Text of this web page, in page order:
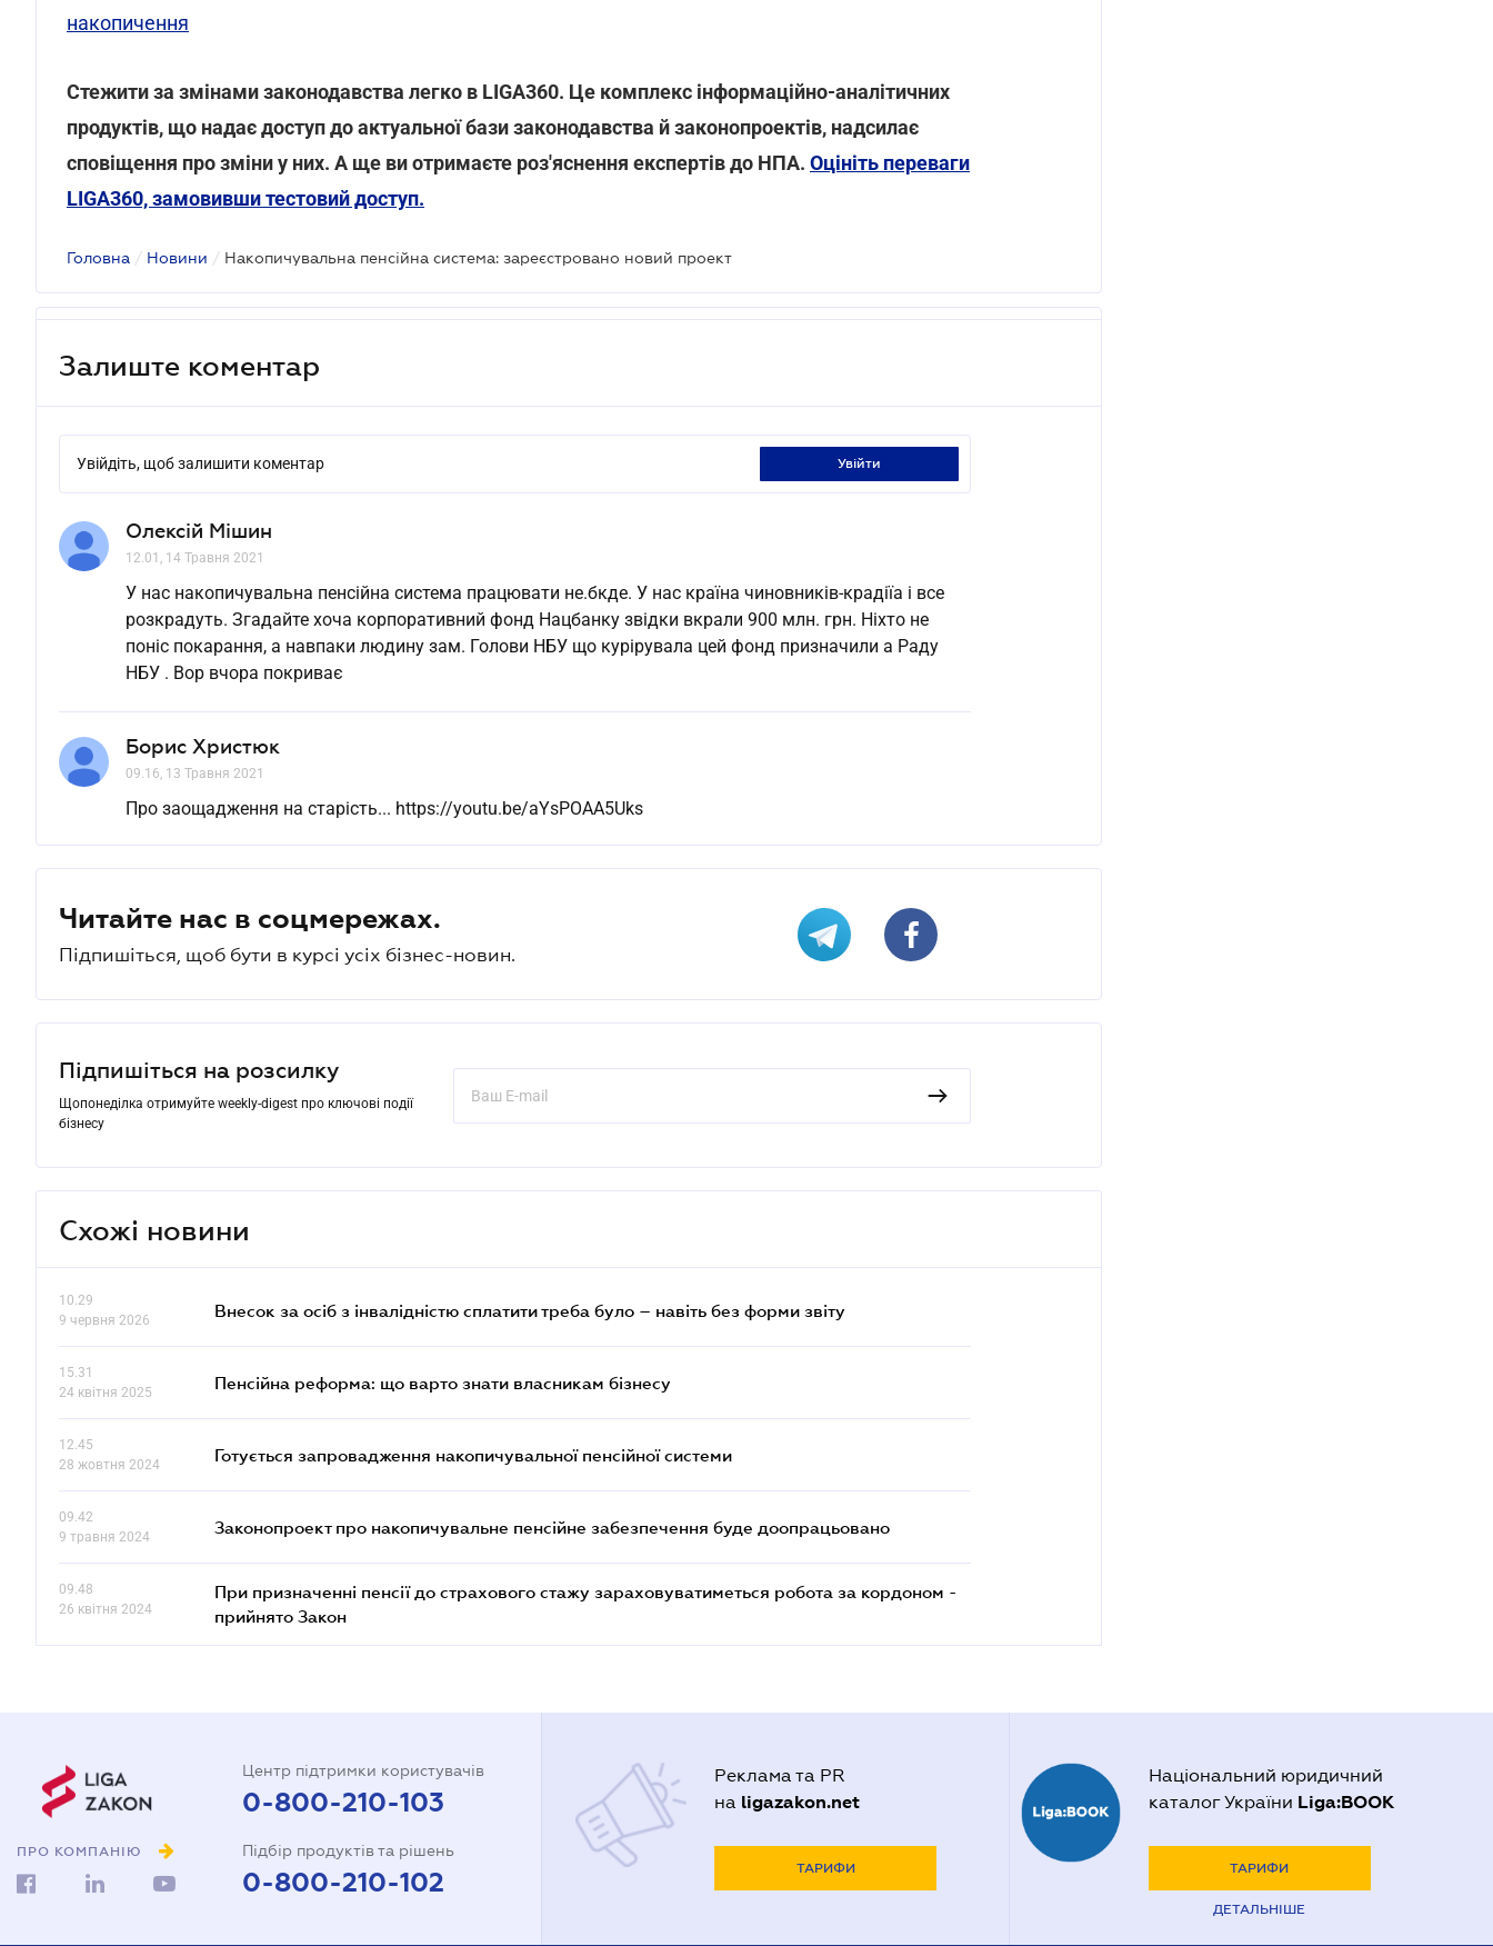
накопичення
Стежити за змінами законодавства легко в LIGA360. Це комплекс інформаційно-аналітичних
продуктів, що надає доступ до актуальної бази законодавства й законопроектів, надсилає
сповіщення про зміни у них. А ще ви отримаєте роз'яснення експертів до НПА. Оцініть переваги
LIGA360, замовивши тестовий доступ.
Головна / Новини / Накопичувальна пенсійна система: зареєстровано новий проект
Залиште коментар
Увійдіть, щоб залишити коментар увійти
Олексій Мішин
12.01, 14 Травня 2021
У нас накопичувальна пенсійна система працювати не.бкде. У нас країна чиновників-крадіїа і все
розкрадуть. Згадайте хоча корпоративний фонд Нацбанку звідки вкрали 900 млн. грн. Ніхто не
поніс покарання, а навпаки людину зам. Голови НБУ що курірувала цей фонд призначили а Раду
НБУ . Вор вчора покриває
Борис Христюк
09.16, 13 Травня 2021
Про заощадження на старість... https://youtu.be/aYsPOAA5Uks
Читайте нас в соцмережах.
Підпишіться, щоб бути в курсі усіх бізнес-новин.
Підпишіться на розсилку
Щопонеділка отримуйте weekly-digest про ключові події
бізнесу
Схожі новини
10.29
9 червня 2026
Внесок за осіб з інвалідністю сплатити треба було – навіть без форми звіту
15.31
24 квітня 2025
Пенсійна реформа: що варто знати власникам бізнесу
12.45
28 жовтня 2024
Готується запровадження накопичувальної пенсійної системи
09.42
9 травня 2024
Законопроект про накопичувальне пенсійне забезпечення буде доопрацьовано
09.48
26 квітня 2024
При призначенні пенсії до страхового стажу зараховуватиметься робота за кордоном -
прийнято Закон
ПРО КОМПАНІЮ
Центр підтримки користувачів
0-800-210-103
Підбір продуктів та рішень
0-800-210-102
Реклама та PR
на ligazakon.net
ТАРИФИ
Національний юридичний
каталог України Liga:BOOK
ТАРИФИ
ДЕТАЛЬНІШЕ